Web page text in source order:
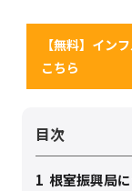
【無料】イン
こちら
目次
1 根室振興局